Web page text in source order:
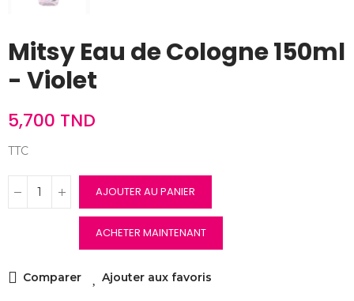
Mitsy Eau de Cologne 150ml
- Violet
5,700 TND
TTC
AJOUTER AU PANIER
ACHETER MAINTENANT
Comparer Ajouter aux favoris